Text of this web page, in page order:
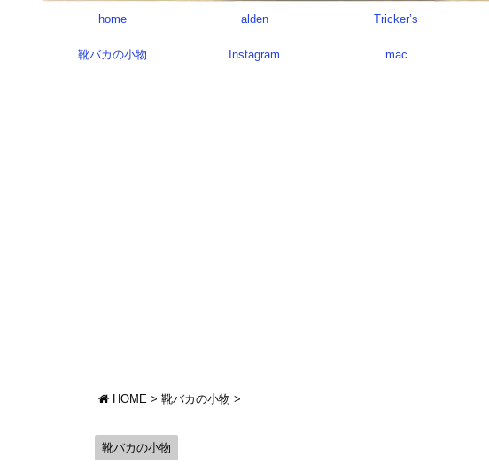
home alden Tricker’s
靴バカの小物 Instagram mac
HOME > 靴バカの小物 >
靴バカの小物